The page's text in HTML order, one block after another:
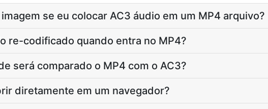
se eu colocar AC3 áudio em um MP4 arquivo?
re-codificado quando entra no MP4?
será comparado o MP4 com o AC3?
diretamente em um navegador?